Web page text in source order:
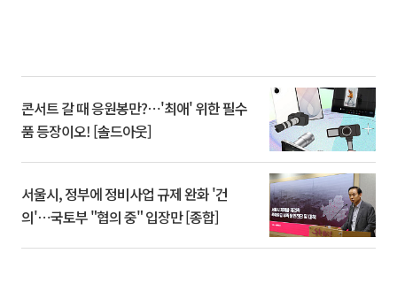
콘서트 갈 때 응원봉만?⋯'최애' 위한 필수
품 등장이오! [솔드아웃]
서울시, 정부에 정비사업 규제 완화 '건
의'⋯국토부 "협의 중" 입장만 [종합]